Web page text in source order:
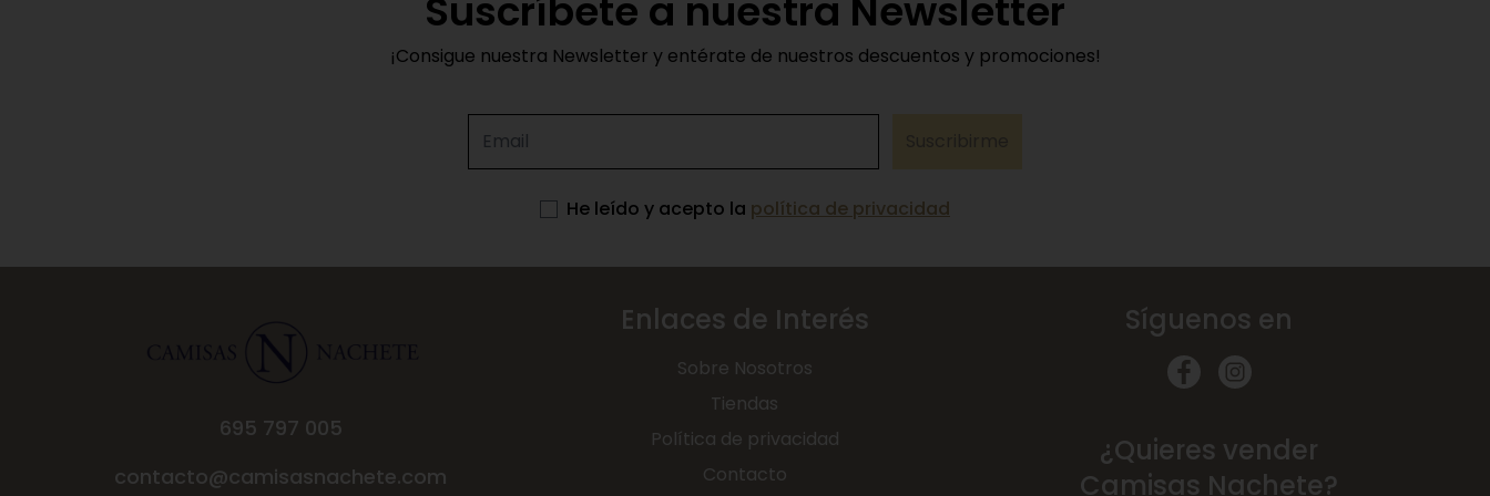
Suscríbete a nuestra Newsletter
¡Consigue nuestra Newsletter y entérate de nuestros descuentos y promociones!
He leído y acepto la política de privacidad
695 797 005
contacto@camisasnachete.com
Enlaces de Interés
Sobre Nosotros
Tiendas
Política de privacidad
Contacto
Síguenos en
¿Quieres vender
Camisas Nachete?